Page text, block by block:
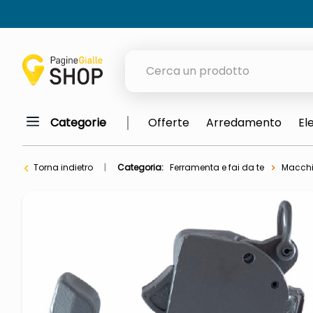
meme
ombrelloni
italia independent occhiali
lucidatrice pavimenti
elenco telefonico
Categorie Offerte Arredamento
Torna indietro Categoria: Ferramenta e fai da te